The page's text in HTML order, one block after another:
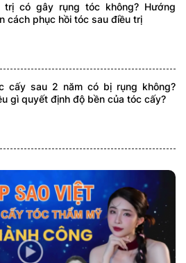
trị có gây rụng tóc không? Hướng
cách phục hồi tóc sau điều trị
cấy sau 2 năm có bị rụng không?
gì quyết định độ bền của tóc cấy?